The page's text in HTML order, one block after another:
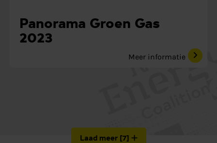
Panorama Groen Gas
2023
Meer informatie
Laad meer [7]